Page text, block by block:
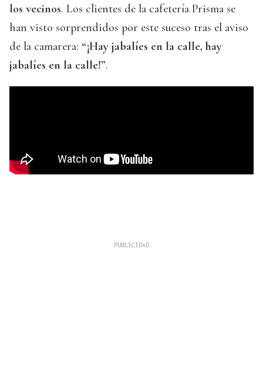
los vecinos. Los clientes de la cafetería Prisma se
han visto sorprendidos por este suceso tras el aviso
de la camarera: “¡Hay jabalíes en la calle, hay
jabalíes en la calle!”.